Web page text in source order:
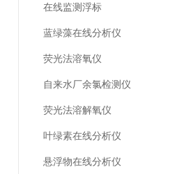
在线监测浮标
蓝绿藻在线分析仪
荧光法溶氧仪
自来水厂余氯检测仪
荧光法溶解氧仪
叶绿素在线分析仪
悬浮物在线分析仪